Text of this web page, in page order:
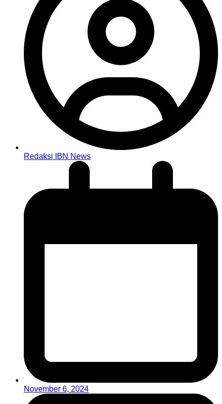
Redaksi IBN News
November 6, 2024